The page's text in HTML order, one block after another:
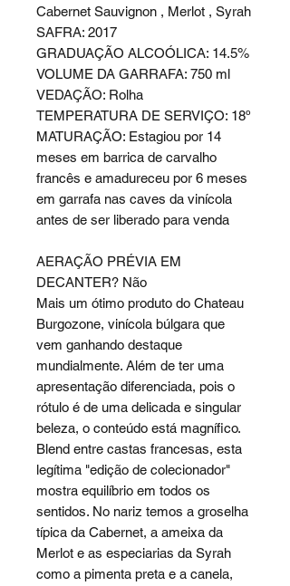
Cabernet Sauvignon , Merlot , Syrah
SAFRA: 2017
GRADUAÇÃO ALCOÓLICA: 14.5%
VOLUME DA GARRAFA: 750 ml
VEDAÇÃO: Rolha
TEMPERATURA DE SERVIÇO: 18º
MATURAÇÃO: Estagiou por 14
meses em barrica de carvalho
francês e amadureceu por 6 meses
em garrafa nas caves da vinícola
antes de ser liberado para venda
AERAÇÃO PRÉVIA EM
DECANTER? Não
Mais um ótimo produto do Chateau
Burgozone, vinícola búlgara que
vem ganhando destaque
mundialmente. Além de ter uma
apresentação diferenciada, pois o
rótulo é de uma delicada e singular
beleza, o conteúdo está magnífico.
Blend entre castas francesas, esta
legítima "edição de colecionador"
mostra equilíbrio em todos os
sentidos. No nariz temos a groselha
típica da Cabernet, a ameixa da
Merlot e as especiarias da Syrah
como a pimenta preta e a canela,